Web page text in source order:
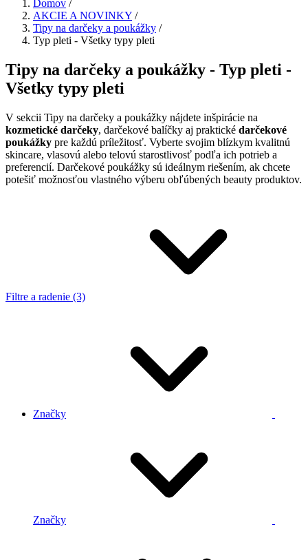
Domov /
AKCIE A NOVINKY /
Tipy na darčeky a poukážky /
Typ pleti - Všetky typy pleti
Tipy na darčeky a poukážky - Typ pleti -
Všetky typy pleti
V sekcii Tipy na darčeky a poukážky nájdete inšpirácie na
kozmetické darčeky, darčekové balíčky aj praktické darčekové
poukážky pre každú príležitosť. Vyberte svojim blízkym kvalitnú
skincare, vlasovú alebo telovú starostlivosť podľa ich potrieb a
preferencií. Darčekové poukážky sú ideálnym riešením, ak chcete
potešiť možnosťou vlastného výberu obľúbených beauty produktov.
Filtre a radenie (3)
Značky
Značky